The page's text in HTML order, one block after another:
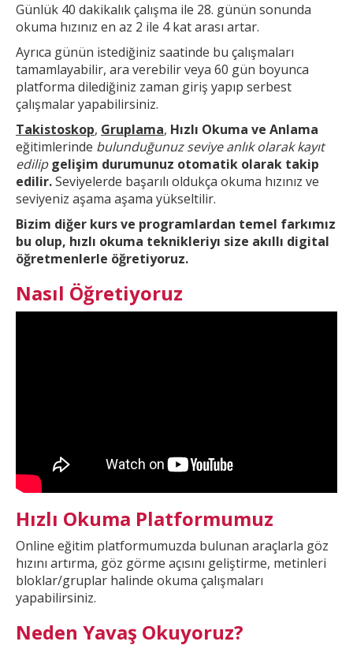
Günlük 40 dakikalık çalışma ile 28. günün sonunda
okuma hızınız en az 2 ile 4 kat arası artar.
Ayrıca günün istediğiniz saatinde bu çalışmaları
tamamlayabilir, ara verebilir veya 60 gün boyunca
platforma dilediğiniz zaman giriş yapıp serbest
çalışmalar yapabilirsiniz.
Takistoskop, Gruplama, Hızlı Okuma ve Anlama
eğitimlerinde bulunduğunuz seviye anlık olarak kayıt
edilip gelişim durumunuz otomatik olarak takip
edilir.Seviyelerde başarılı oldukça okuma hızınız ve
seviyeniz aşama aşama yükseltilir.
Bizim diğer kurs ve programlardan temel farkımız
bu olup, hızlı okuma teknikleriyı size akıllı digital
öğretmenlerle öğretiyoruz.
Nasıl Öğretiyoruz
Hızlı Okuma Platformumuz
Online eğitim platformumuzda bulunan araçlarla göz
hızını artırma, göz görme açısını geliştirme, metinleri
bloklar/gruplar halinde okuma çalışmaları
yapabilirsiniz.
Neden Yavaş Okuyoruz?